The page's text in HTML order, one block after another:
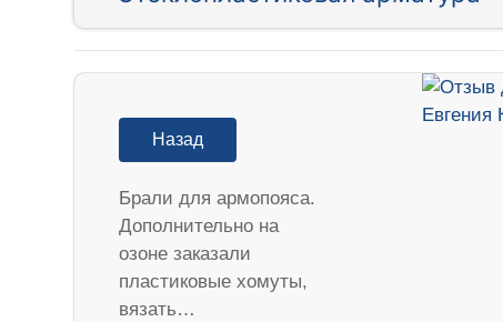
Назад
Брали для армопояса.
Дополнительно на
озоне заказали
пластиковые хомуты,
вязать…